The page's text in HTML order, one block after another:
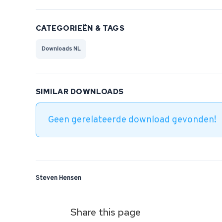
CATEGORIEËN & TAGS
Downloads NL
SIMILAR DOWNLOADS
Geen gerelateerde download gevonden!
Steven Hensen
Share this page